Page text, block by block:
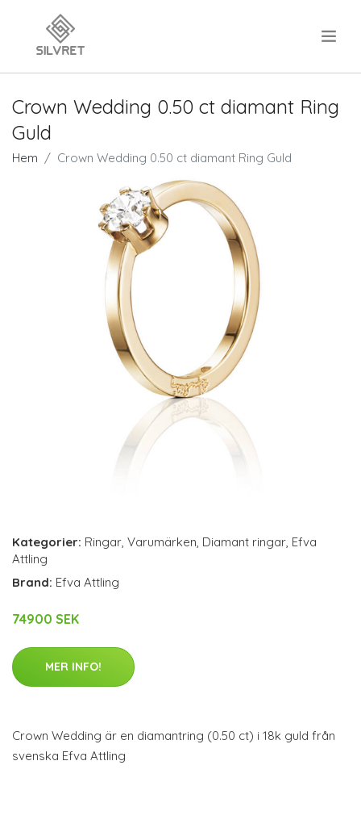
Crown Wedding 0.50 ct diamant Ring
Guld
Hem Crown Wedding 0.50 ct diamant Ring Guld
Kategorier: Ringar, Varumärken, Diamant ringar, Efva
Attling
Brand: Efva Attling
74900 SEK
MER INFO!
Crown Wedding är en diamantring (0.50 ct) i 18k guld från
svenska Efva Attling